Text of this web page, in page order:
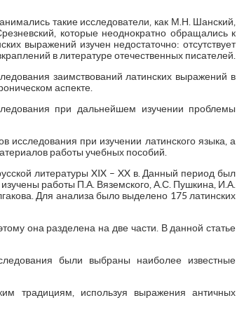
такие исследователи, как М.Н. Шанский,
которые неоднократно обращались к
выражений изучен недостаточно: отсутствует
в литературе отечественных писателей.
заимствований латинских выражений в
аспекте.
при дальнейшем изучении проблемы
исследования при изучении латинского языка, а
работы учебных пособий.
литературы XIX – XX в. Данный период был
работы П.А. Вяземского, А.С. Пушкина, И.А.
Для анализа было выделено 175 латинских
она разделена на две части. В данной статье
были выбраны наиболее известные
традициям, используя выражения античных